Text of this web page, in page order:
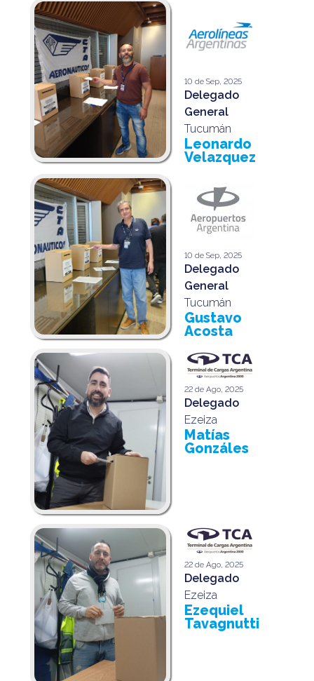
10 de Sep, 2025
Delegado
General
Tucumán
Leonardo
Velazquez
10 de Sep, 2025
Delegado
General
Tucumán
Gustavo
Acosta
22 de Ago, 2025
Delegado
Ezeiza
Matías
Gonzáles
22 de Ago, 2025
Delegado
Ezeiza
Ezequiel
Tavagnutti